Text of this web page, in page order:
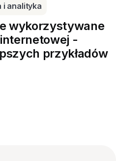
i analityka
wykorzystywane
-
przykładów